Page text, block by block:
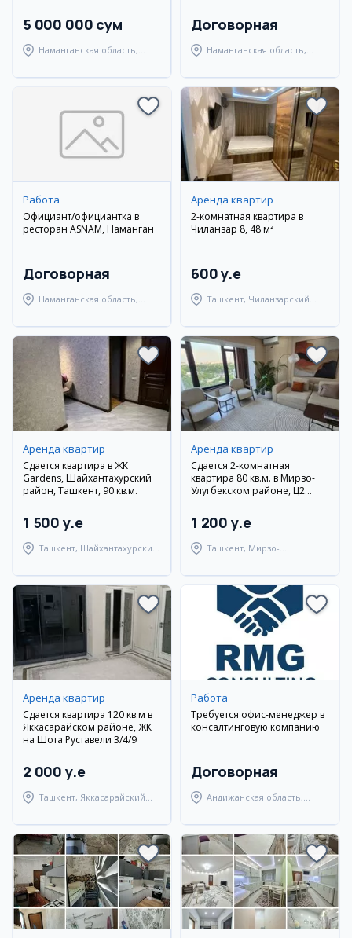
5 000 000 сум
Наманганская область,
Договорная
Наманганская область,
Работа
Официант/официантка в
ресторан ASNAM, Наманган
Договорная
Наманганская область,
Аренда квартир
2-комнатная квартира в
Чиланзар 8, 48 м²
600 y.e
Ташкент, Чиланзарский
Аренда квартир
Сдается квартира в ЖК
Gardens, Шайхантахурский
район, Ташкент, 90 кв.м.
1 500 y.e
Ташкент, Шайхантахурский
Аренда квартир
Сдается 2-комнатная
квартира 80 кв.м. в Мирзо-
Улугбекском районе, Ц2
и техникой
1 200 y.e
Ташкент, Мирзо-
Аренда квартир
Сдается квартира 120 кв.м в
Яккасарайском районе, ЖК
на Шота Руставели 3/4/9
2 000 y.e
Ташкент, Яккасарайский
Работа
Требуется офис-менеджер в
консалтинговую компанию
Договорная
Андижанская область,